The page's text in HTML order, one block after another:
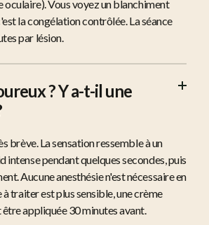
oculaire). Vous voyez un blanchiment
la congélation contrôlée. La séance
par lésion.
? Y a-t-il une
brève. La sensation ressemble à un
pendant quelques secondes, puis
Aucune anesthésie n'est nécessaire en
à traiter est plus sensible, une crème
appliquée 30 minutes avant.